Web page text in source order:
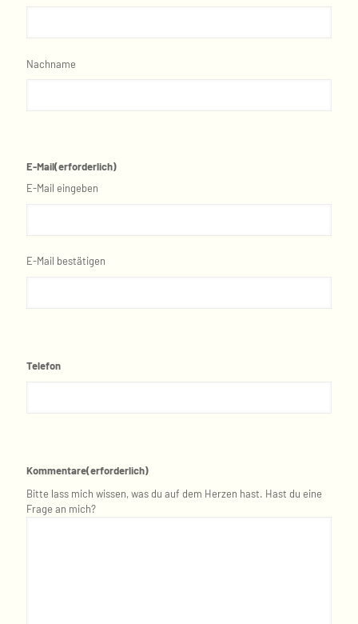
Nachname
E-Mail(erforderlich)
E-Mail eingeben
E-Mail bestätigen
Telefon
Kommentare(erforderlich)
Bitte lass mich wissen, was du auf dem Herzen hast. Hast du eine
Frage an mich?